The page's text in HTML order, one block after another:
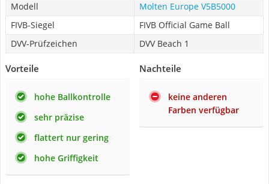
Modell
Molten Europe V5B5000
FIVB-Siegel
FIVB Official Game Ball
DVV-Prüfzeichen
DVV Beach 1
Vorteile
hohe Ballkontrolle
sehr präzise
flattert nur gering
hohe Griffigkeit
Nachteile
keine anderen
Farben verfügbar